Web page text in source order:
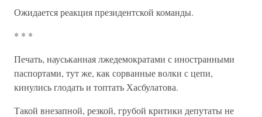
Ожидается реакция президентской команды.
* * *
Печать, науськанная лжедемократами с иностранными
паспортами, тут же, как сорванные волки с цепи,
кинулись глодать и топтать Хасбулатова.
Такой внезапной, резкой, грубой критики депутаты не